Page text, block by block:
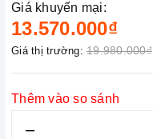
Giá khuyến mại:
13.570.000₫
Giá thị trường: 19.980.000₫
Thêm vào so sánh
–